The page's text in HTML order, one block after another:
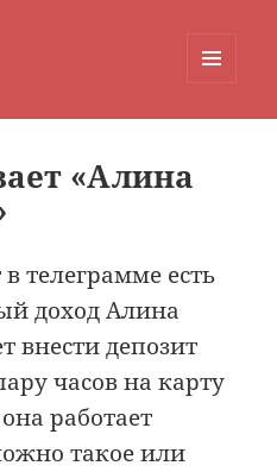
«Алина
телеграмме есть
доход Алина
внести депозит
часов на карту
работает
такое или